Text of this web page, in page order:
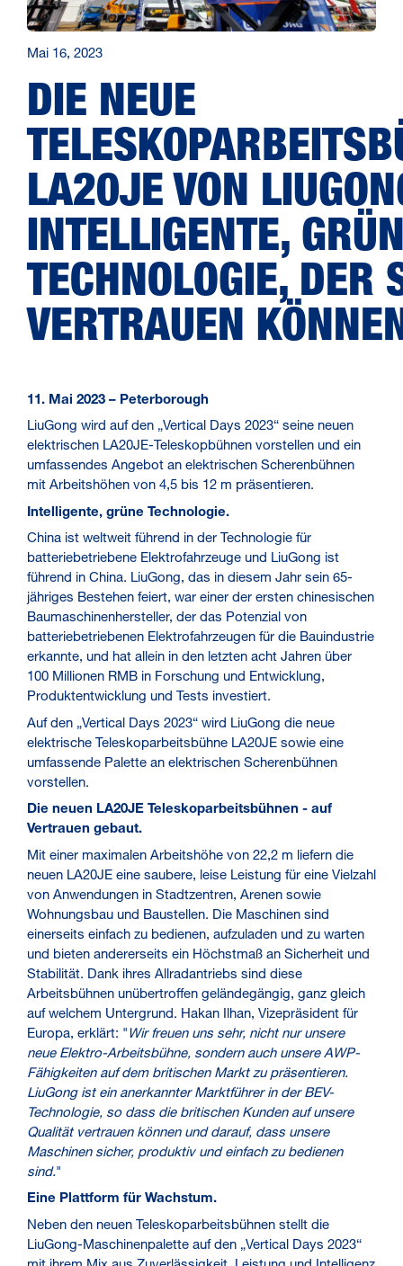
Mai 16, 2023
DIE NEUE
LA20JE VON
INTELLIGENTE,
TECHNOLOGIE, DER
VERTRAUEN
11. Mai 2023 – Peterborough
LiuGong wird auf den „Vertical Days 2023“ seine neuen
elektrischen LA20JE-Teleskopbühnen vorstellen und ein
umfassendes Angebot an elektrischen Scherenbühnen
mit Arbeitshöhen von 4,5 bis 12 m präsentieren.
Intelligente, grüne Technologie.
China ist weltweit führend in der Technologie für
batteriebetriebene Elektrofahrzeuge und LiuGong ist
führend in China. LiuGong, das in diesem Jahr sein 65-
jähriges Bestehen feiert, war einer der ersten chinesischen
Baumaschinenhersteller, der das Potenzial von
batteriebetriebenen Elektrofahrzeugen für die Bauindustrie
erkannte, und hat allein in den letzten acht Jahren über
100 Millionen RMB in Forschung und Entwicklung,
Produktentwicklung und Tests investiert.
Auf den „Vertical Days 2023“ wird LiuGong die neue
elektrische Teleskoparbeitsbühne LA20JE sowie eine
umfassende Palette an elektrischen Scherenbühnen
vorstellen.
Die neuen LA20JE Teleskoparbeitsbühnen - auf
Vertrauen gebaut.
Mit einer maximalen Arbeitshöhe von 22,2 m liefern die
neuen LA20JE eine saubere, leise Leistung für eine Vielzahl
von Anwendungen in Stadtzentren, Arenen sowie
Wohnungsbau und Baustellen. Die Maschinen sind
einerseits einfach zu bedienen, aufzuladen und zu warten
und bieten andererseits ein Höchstmaß an Sicherheit und
Stabilität. Dank ihres Allradantriebs sind diese
Arbeitsbühnen unübertroffen geländegängig, ganz gleich
auf welchem Untergrund. Hakan Ilhan, Vizepräsident für
Europa, erklärt: " Wir freuen uns sehr, nicht nur unsere
neue Elektro-Arbeitsbühne, sondern auch unsere AWP-
Fähigkeiten auf dem britischen Markt zu präsentieren.
LiuGong ist ein anerkannter Marktführer in der BEV-
Technologie, so dass die britischen Kunden auf unsere
Qualität vertrauen können und darauf, dass unsere
Maschinen sicher, produktiv und einfach zu bedienen
sind."
Eine Plattform für Wachstum.
Neben den neuen Teleskoparbeitsbühnen stellt die
LiuGong-Maschinenpalette auf den „Vertical Days 2023“